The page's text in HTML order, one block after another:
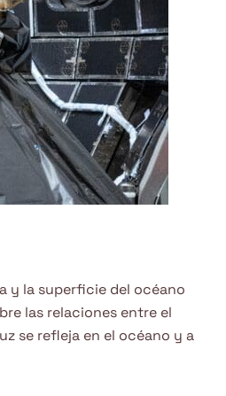
y la superficie del océano
las relaciones entre el
se refleja en el océano y a